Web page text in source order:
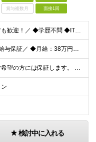
賞与複数月 面接1回
＼実務経験が浅い方も歓迎！／ ◆学歴不問 ◆ITエンジニアとしての実務経験1年以上をお持ちの方 ┗開発・テスト・保守・運用・インフラなど領域は問いません ★Java、PHP、JavaScript、T
＼賞与年2回＋前職給与保証／ ◆月給：38万円～100万円＋賞与年2回あり ※経験・能力を考慮して決定します。 ※月給にはみなし残業代（月30時間分・70,300円～／超過分別途支給） を含みます。
★フルリモートをご希望の方には保証します。 ★93%がリモート、またはハイブリット勤務です。 ★全国各地からの勤務が可能です。 《東京・神奈川・千葉・埼玉》エリアのプロジェクト先にて、 ご勤務いただき
検討中に入れる